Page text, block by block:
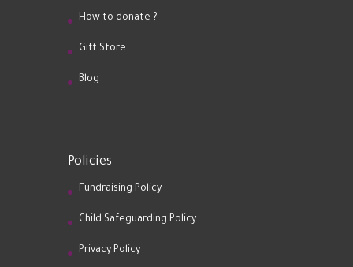
How to donate ?
Gift Store
Blog
Policies
Fundraising Policy
Child Safeguarding Policy
Privacy Policy